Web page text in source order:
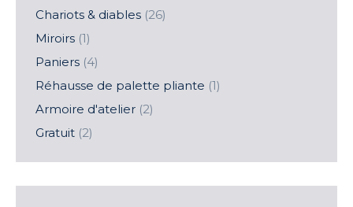
Chariots & diables (26)
Miroirs (1)
Paniers (4)
Réhausse de palette pliante (1)
Armoire d'atelier (2)
Gratuit (2)